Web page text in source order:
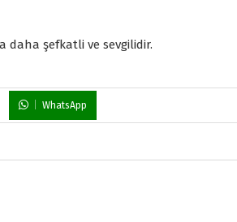
daha şefkatli ve sevgilidir.
WhatsApp